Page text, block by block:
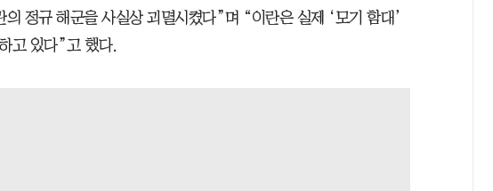
의 정규 해군을 사실상 괴멸시켰다”며 “이란은 실제 ‘모기 함대’
고 있다”고 했다.